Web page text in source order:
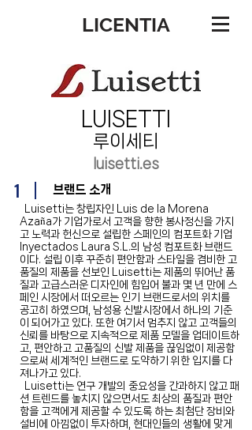
LICENTIA
LUISETTI
루이세티
luisetti.es
1 브랜드 소개
Luisetti는 창립자인 Luis de la Morena
Azaña가 기업가로서 고객을 향한 봉사정신을 가지
고 노력과 헌신으로 설립한 스페인의 컴포트화 기업
Inyectados Laura S.L.의 남성 컴포트화 브랜드
이다. 설립 이후 꾸준히 편안함과 스타일을 겸비한 고
품질의 제품을 선보인 Luisetti는 제품의 뛰어난 품
질과 고급스러운 디자인에 힘입어 불과 몇 년 만에 스
페인 시장에서 떠오르는 인기 브랜드로서의 위치를
공고히 하였으며, 남성용 신발시장에서 하나의 기준
이 되어가고 있다. 또한 여기서 멈추지 않고 고객들의
신뢰를 바탕으로 지속적으로 제품 모델을 업데이트하
고, 편안하고 고품질의 신발 제품을 끊임없이 제공함
으로써 세계적인 브랜드로 도약하기 위한 입지를 다
져나가고 있다.
Luisetti는 연구 개발의 중요성을 간과하지 않고 패
션 트렌드를 놓치지 않으면서도 최상의 품질과 편안
함을 고객에게 제공할 수 있도록 하는 최첨단 장비와
설비에 아낌없이 투자하며, 현대인들의 생활에 맞게